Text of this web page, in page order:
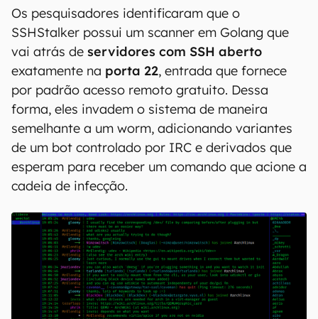
Os pesquisadores identificaram que o
SSHStalker possui um scanner em Golang que
vai atrás de servidores com SSH aberto
exatamente na porta 22, entrada que fornece
por padrão acesso remoto gratuito. Dessa
forma, eles invadem o sistema de maneira
semelhante a um worm, adicionando variantes
de um bot controlado por IRC e derivados que
esperam para receber um comando que acione a
cadeia de infecção.